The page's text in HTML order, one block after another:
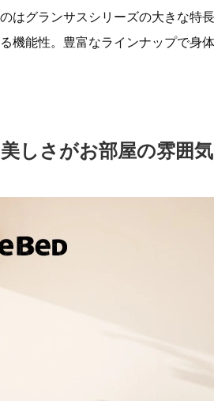
はグランサスシリーズの大きな特
機能性。豊富なラインナップで身
しさがお部屋の雰囲